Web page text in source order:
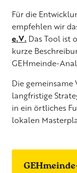
Für die
empfehlen wir
e.V. Das Tool ist
kurze
GEHmeinde-
Die
langfristige
in ein örtliches
lokalen